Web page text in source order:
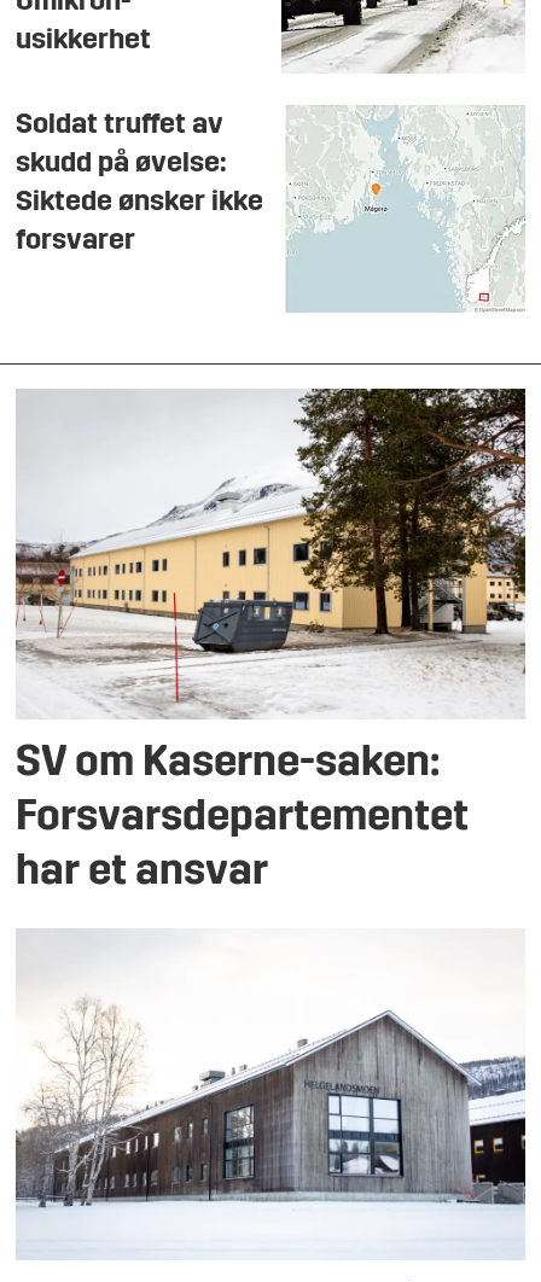
usikkerhet
Soldat truffet av
skudd på øvelse:
Siktede ønsker ikke
forsvarer
SV om Kaserne-saken:
Forsvarsdepartementet
har et ansvar